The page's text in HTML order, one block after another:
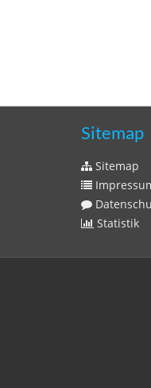
Sitemap
Sitemap
Statistik